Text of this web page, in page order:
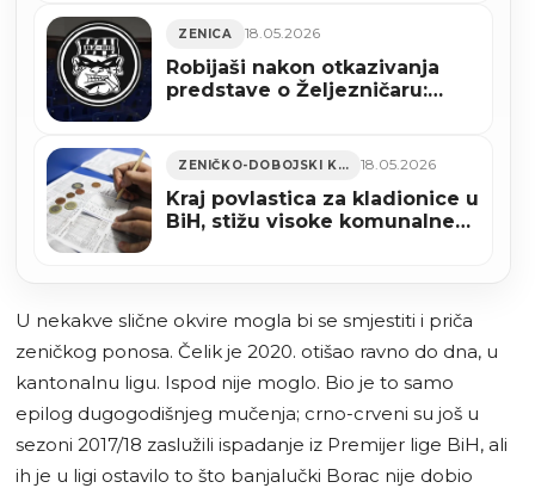
ZENICA 18.05.2026
Robijaši nakon otkazivanja
predstave o Željezničaru:
ZENIČKO-DOBOJSKI KANTON 18.05.2026
Kraj povlastica za kladionice u
BiH, stižu visoke komunalne
U nekakve slične okvire mogla bi se smjestiti i priča
zeničkog ponosa. Čelik je 2020. otišao ravno do dna, u
kantonalnu ligu. Ispod nije moglo. Bio je to samo
epilog dugogodišnjeg mučenja; crno-crveni su još u
sezoni 2017/18 zaslužili ispadanje iz Premijer lige BiH, ali
ih je u ligi ostavilo to što banjalučki Borac nije dobio